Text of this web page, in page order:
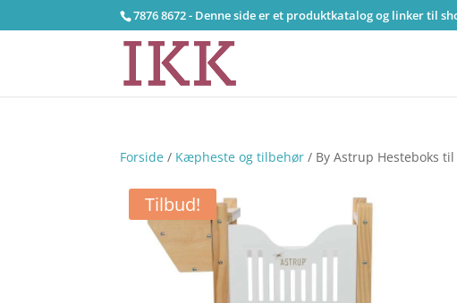
7876 8672 - Denne side er et produktkatalog og linker til
Forside / Kæpheste og tilbehør / By Astrup Hesteboks
Tilbud!